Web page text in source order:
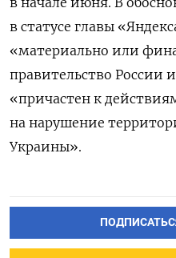
в статусе главы
«материально или
правительство России
«причастен к
на нарушение
Украины».